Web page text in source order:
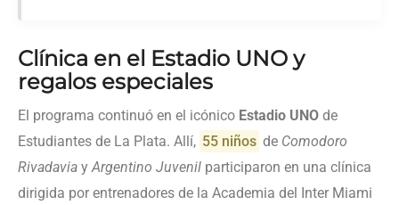
Clínica en el Estadio UNO y
regalos especiales
El programa continuó en el icónico Estadio UNO de
Estudiantes de La Plata. Allí, 55 niños de Comodoro
Rivadavia yArgentino Juvenil participaron en una clínica
dirigida por entrenadores de la Academia del Inter Miami